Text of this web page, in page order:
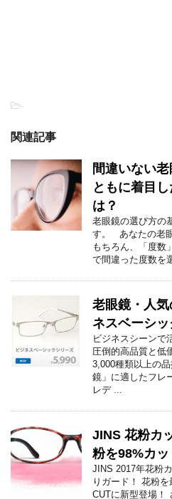
-
関連記事
間違いない
ともに着目
は？
老眼鏡の選び方の
す。 あなたの老
もちろん、「度数
で間違った度数を
老眼鏡・人
ネスベーシ
ビジネスシーンで
圧倒的高品質と低
3,000種類以上の
鏡」に適したフレ
レデ ...
JINS 花粉カ
粉を98%カッ
JINS 2017年花粉
りガード！ 花粉
CUTに新型登場！